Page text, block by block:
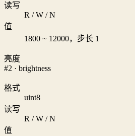
读写
R / W / N
值
1800 ~ 12000，步长 1
亮度
#2 · brightness
格式
uint8
读写
R / W / N
值